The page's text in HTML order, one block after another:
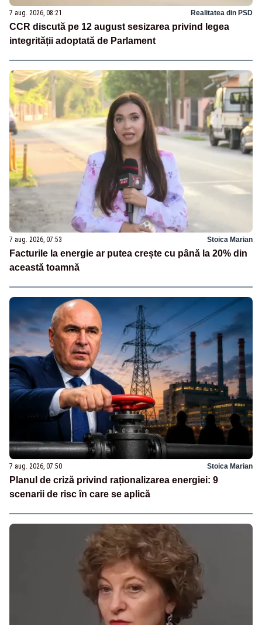
7 aug. 2026, 08:21 Realitatea din PSD
CCR discută pe 12 august sesizarea privind legea
integrității adoptată de Parlament
7 aug. 2026, 07:53 Stoica Marian
Facturile la energie ar putea crește cu până la 20% din
această toamnă
7 aug. 2026, 07:50 Stoica Marian
Planul de criză privind raționalizarea energiei: 9
scenarii de risc în care se aplică